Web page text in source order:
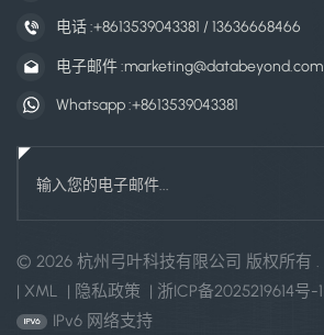
电话 :+8613539043381 / 13636668466
电子邮件 :marketing@databeyond.com
Whatsapp :+8613539043381
© 2026 杭州弓叶科技有限公司 版权所有 .
| XML | 隐私政策 | 浙ICP备2025219614号-1
IPv6 网络支持